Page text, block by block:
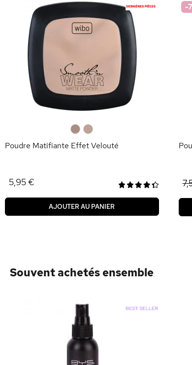
Poudre Matifiante Effet Velouté
5,95 €
AJOUTER AU PANIER
-
Souvent achetés ensemble